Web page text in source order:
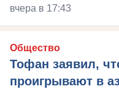
вчера в 17:43
Общество
Тофан заявил,
проигрывают в